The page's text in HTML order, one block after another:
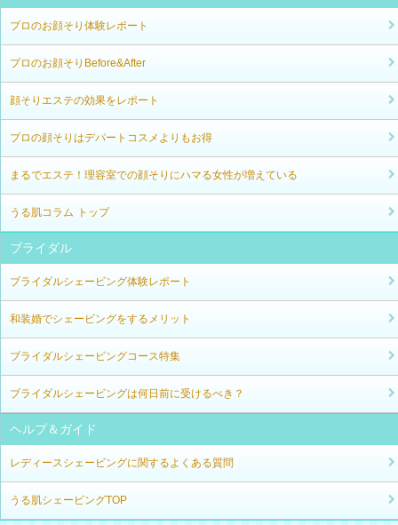
プロのお顔そり体験レポート
プロのお顔そりBefore&After
顔そりエステの効果をレポート
プロの顔そりはデパートコスメよりもお得
まるでエステ！理容室での顔そりにハマる女性が増えている
うる肌コラム トップ
ブライダル
ブライダルシェービング体験レポート
和装婚でシェービングをするメリット
ブライダルシェービングコース特集
ブライダルシェービングは何日前に受けるべき？
ヘルプ＆ガイド
レディースシェービングに関するよくある質問
うる肌シェービングTOP